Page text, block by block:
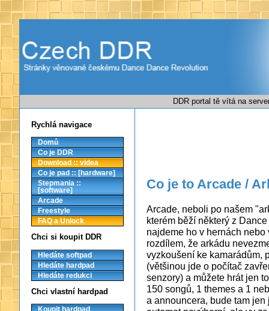
DDR portal tě vítá na
Rychlá navigace
Domů
Co je DDR
Download :: videa
Co je pad :: [hardware]
Stepmania ::
[software]
Arcade
Freestyle
FAQ a Unlock
Chci si koupit DDR
Hledáte softpad
Hledáte hardpad
Hledáte redukci
Chci vlastní hardpad
Koupit hardpad
Co je to Arcade /
Arcade, neboli po našem
kterém běží některý z
najdeme ho v hernách
rozdílem, že arkádu
vyzkoušení ke kamarádům,
(většinou jde o počítač
senzory) a můžete hrát jen
150 songů, 1 themes a 1
a announcera, bude tam